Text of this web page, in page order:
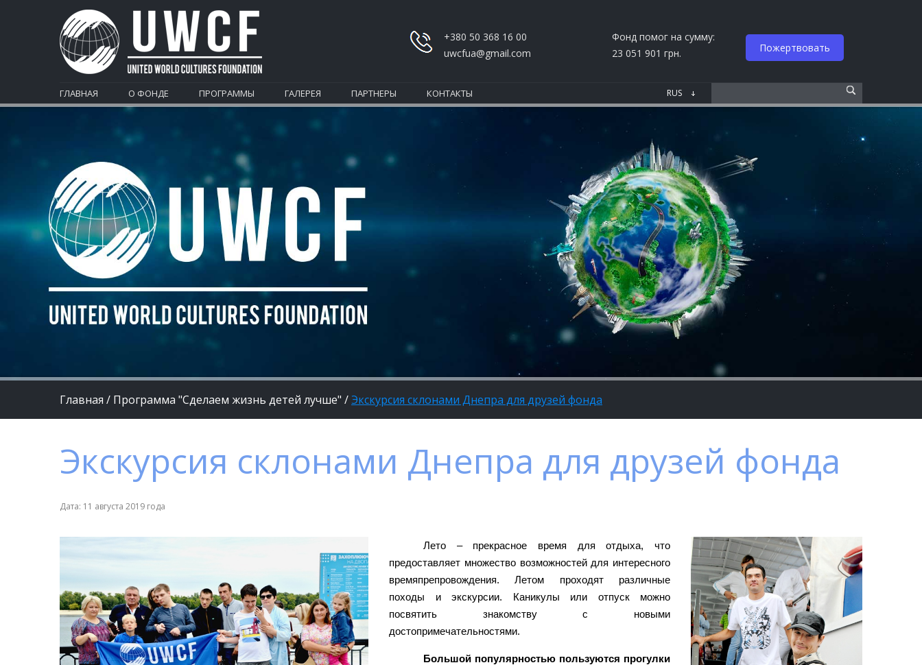
+380 50 368 16 00
uwcfua@gmail.com
Фонд помог на сумму:
23 051 901 грн.
Пожертвовать
ГЛАВНАЯ О ФОНДЕ ПРОГРАММЫ ГАЛЕРЕЯ ПАРТНЕРЫ КОНТАКТЫ
Главная / Программа "Сделаем жизнь детей лучше" /Экскурсия склонами Днепра для друзей фонда
Экскурсия склонами Днепра для друзей фонда
Дата: 11 августа 2019 года
Лето – прекрасное время для отдыха, что
предоставляет множество возможностей для интересного
времяпрепровождения. Летом проходят различные
походы и экскурсии. Каникулы или отпуск можно
посвятить знакомству с новыми
достопримечательностями.
Большой популярностью пользуются прогулки